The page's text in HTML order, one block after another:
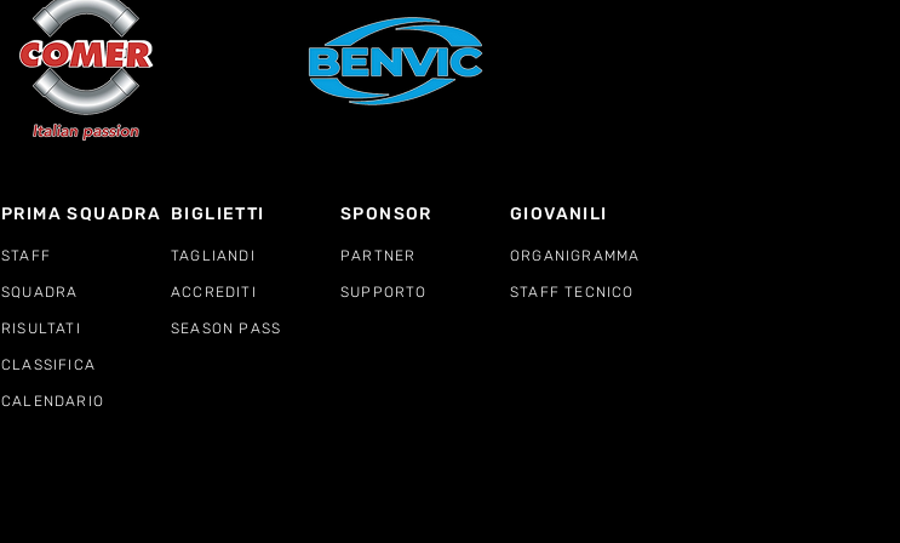
PRIMA SQUADRA BIGLIETTI SPONSOR
STAFF TAGLIANDI PARTNER
SQUADRA ACCREDITI SUPPORTO
RISULTATI SEASON PASS
CLASSIFICA
CALENDARIO
GIOVANILI
ORGANIGRAMMA
STAFF TECNICO